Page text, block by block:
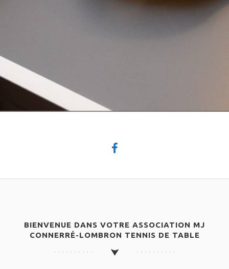
BIENVENUE DANS VOTRE ASSOCIATION MJ
CONNERRÉ-LOMBRON TENNIS DE TABLE